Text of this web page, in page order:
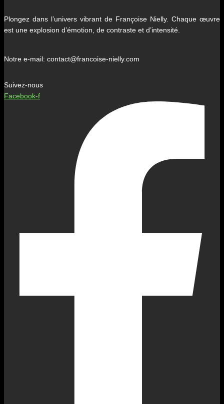
Plongez dans l’univers vibrant de Françoise Nielly. Chaque œuvre
est une explosion d’émotion, de contraste et d’intensité.
Notre e-mail: contact@francoise-nielly.com
Suivez-nous
Facebook-f